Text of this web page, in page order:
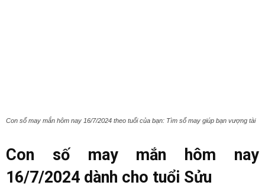
Con số may mắn hôm nay 16/7/2024 theo tuổi của bạn: Tìm số may giúp bạn vượng tài
Con số may mắn hôm nay
16/7/2024 dành cho tuổi Sửu